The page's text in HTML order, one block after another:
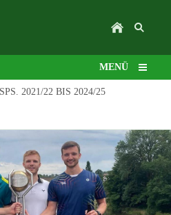
MENÜ
SPS. 2021/22 BIS 2024/25